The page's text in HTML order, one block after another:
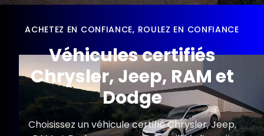
ACHETEZ EN CONFIANCE, ROULEZ EN CONFIANCE
Véhicules certifiés
Chrysler, Jeep, RAM et
Dodge
Choisissez un véhicule certifié Chrysler, Jeep,